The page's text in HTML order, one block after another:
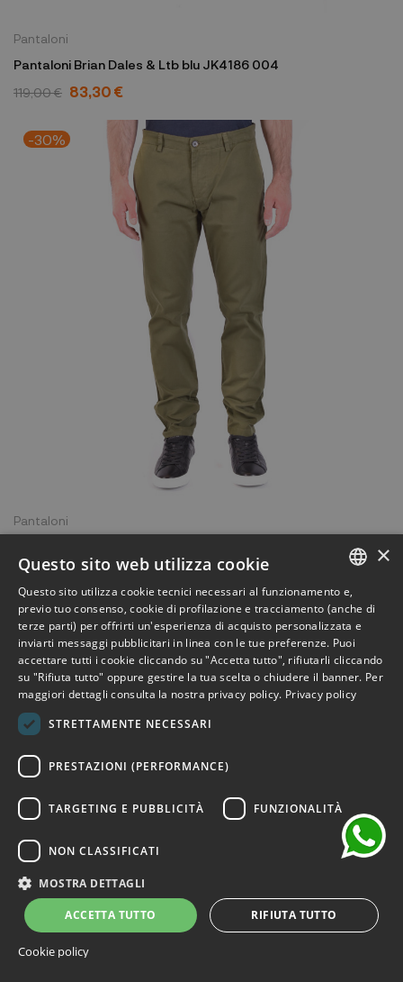
Pantaloni
Pantaloni Brian Dales & Ltb blu JK4186 004
119,00 € 83,30 €
-30%
Pantaloni
119,00 € 83,30 €
-30%
ITALIAN
ENGLISH
FRENCH
GERMAN
×
Questo sito web utilizza cookie
Questo sito utilizza cookie tecnici necessari al funzionamento e,
previo tuo consenso, cookie di profilazione e tracciamento (anche di
terze parti) per offrirti un'esperienza di acquisto personalizzata e
inviarti messaggi pubblicitari in linea con le tue preferenze. Puoi
accettare tutti i cookie cliccando su "Accetta tutto", rifiutarli cliccando
su "Rifiuta tutto" oppure gestire la tua scelta o chiudere il banner. Per
maggiori dettagli consulta la nostra privacy policy. Privacy policy
STRETTAMENTE NECESSARI
PRESTAZIONI (PERFORMANCE)
TARGETING E PUBBLICITÀ FUNZIONALITÀ
NON CLASSIFICATI
MOSTRA DETTAGLI
ACCETTA TUTTO RIFIUTA TUTTO
Cookie policy